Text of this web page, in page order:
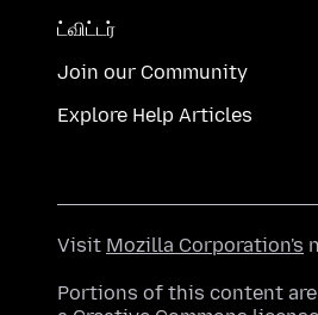
ட்விட்டர்
Join our Community
Explore Help Articles
Visit Mozilla Corporation's
Portions of this content